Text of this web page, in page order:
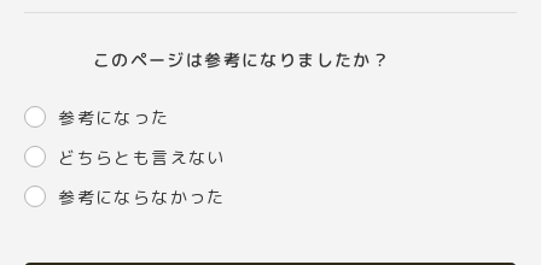
このページは参考になりましたか？
参考になった
どちらとも言えない
参考にならなかった